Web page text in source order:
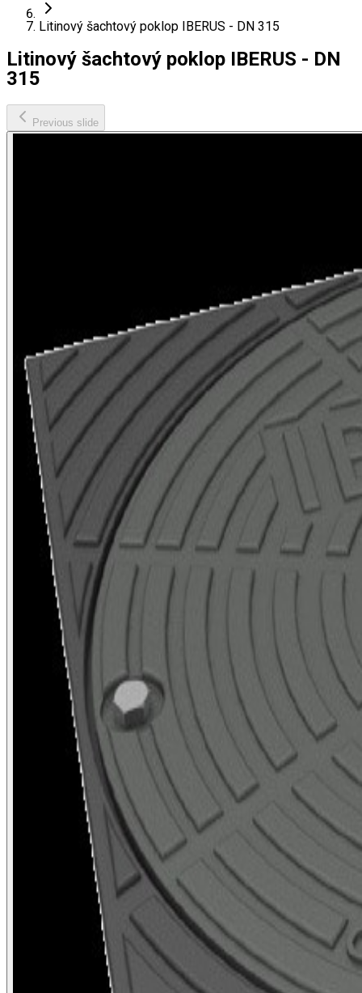
Litinový šachtový poklop IBERUS - DN 315
Litinový šachtový poklop IBERUS - DN
315
Previous slide